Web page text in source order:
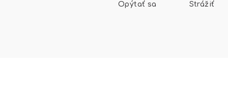
Opýtať sa Strážiť